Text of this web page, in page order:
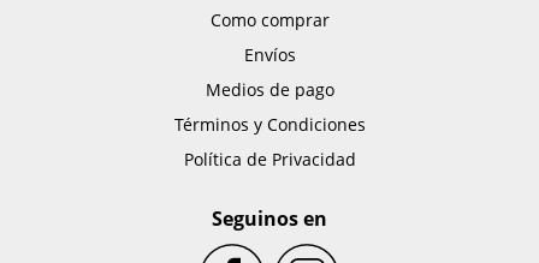
Como comprar
Envíos
Medios de pago
Términos y Condiciones
Política de Privacidad
Seguinos en